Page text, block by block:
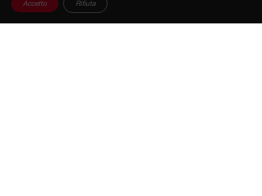
Accetto Rifiuta